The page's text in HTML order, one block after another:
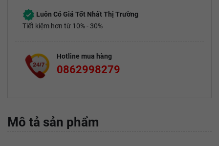
Luôn Có Giá Tốt Nhất Thị Trường
Tiết kiệm hơn từ 10% - 30%
Hotline mua hàng
0862998279
Mô tả sản phẩm